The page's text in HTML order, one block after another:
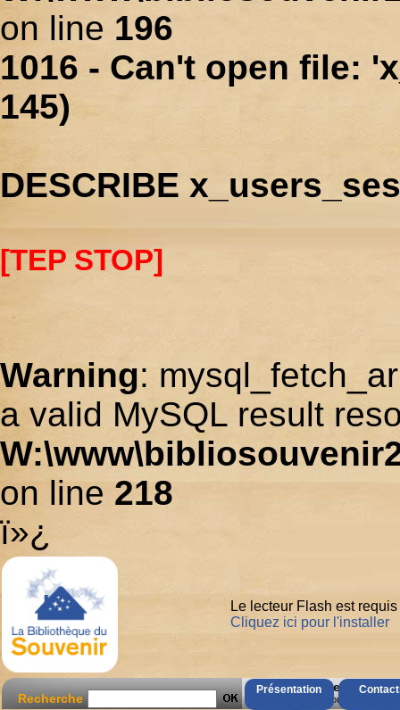
on line 196
1016 - Can't open file:
145)
DESCRIBE
[TEP STOP]
Warning:
a valid MySQL result
on line 218
ï»¿
Présentation
Le lecteur Flash est
Cliquez ici pour l'installer
Recherche
AccÃ¨s Client
Mot de passe oubliÃ© ?